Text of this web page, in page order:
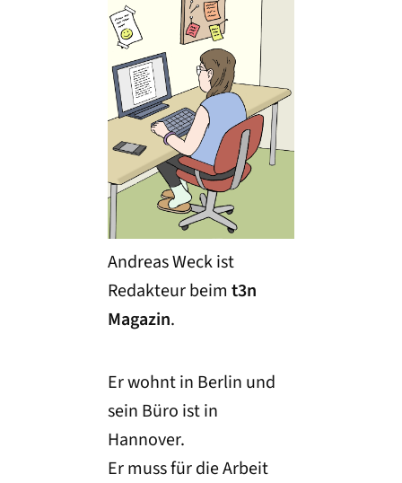
Andreas Weck ist
Redakteur beimt3n
Magazin.
Er wohnt in Berlin und
sein Büro ist in
Hannover.
Er muss für die Arbeit